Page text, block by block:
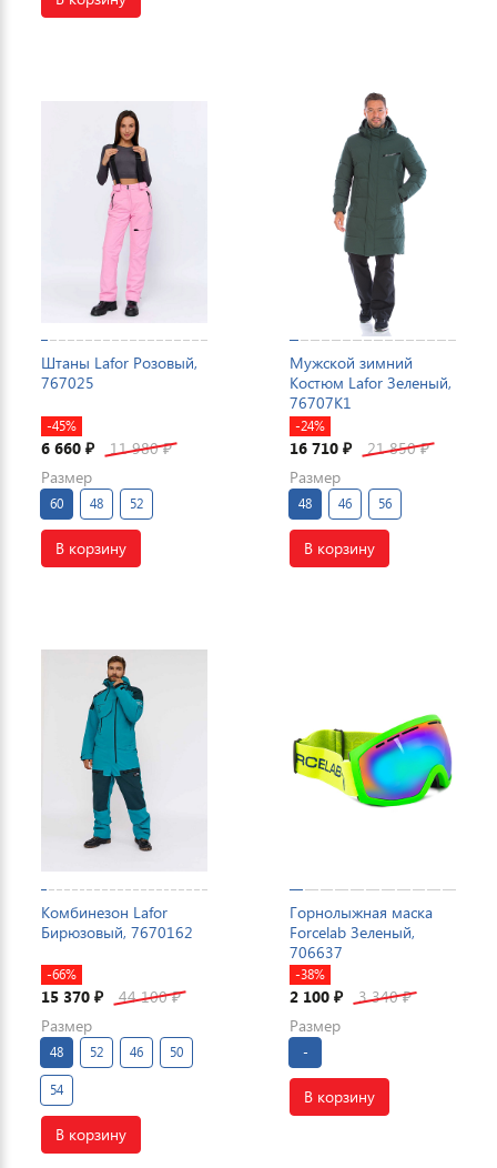
Штаны Lafor Розовый,
767025
-45%
6 660 ₽ 11 980₽
Размер
60 48 52
В корзину
Мужской зимний
Костюм Lafor Зеленый,
76707K1
-24%
16 710 ₽ 21 850₽
Размер
48 46 56
В корзину
Комбинезон Lafor
Бирюзовый, 7670162
-66%
15 370 ₽ 44 100₽
Размер
48 52 46 50
54
В корзину
Горнолыжная маска
Forcelab Зеленый,
706637
-38%
2 100 ₽ 3 340₽
Размер
-
В корзину